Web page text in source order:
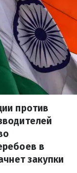
против
в
закупки